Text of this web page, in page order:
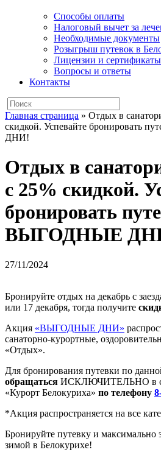
Способы оплаты
Налоговый вычет за
Необходимые документы
Розыгрыш путевок в
Лицензии и сертификаты
Вопросы и ответы
Контакты
Главная страница » Отдых в
скидкой. Успевайте бронировать
ДНИ!
Отдых в
с 25% скидкой.
бронировать
ВЫГОДНЫЕ
27/11/2024
Бронируйте отдых на декабрь с
или 17 декабря, тогда получите
Акция «ВЫГОДНЫЕ ДНИ»
санаторно-курортные,
«Отдых».
Для бронирования путевки по
обращаться ИСКЛЮЧИТЕЛЬНО в
«Курорт Белокуриха» по телефону
*Акция распространяется на все
Бронируйте путевку и максимально
зимой в Белокурихе!